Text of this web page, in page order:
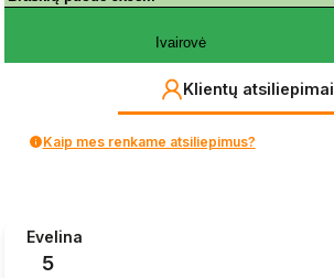
Klientų atsiliepimai
Kaip mes renkame atsiliepimus?
Evelina
5